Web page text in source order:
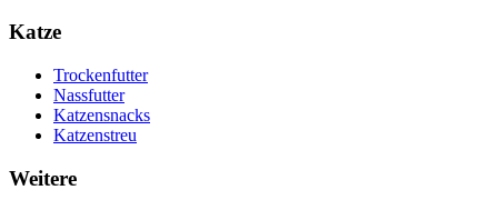
Katze
Trockenfutter
Nassfutter
Katzensnacks
Katzenstreu
Weitere